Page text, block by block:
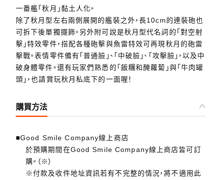
一番艦「秋月」黏土人化。
除了秋月型左右兩側展開的艦裝之外，長10cm的連裝砲也
可拆下後單獨擺飾。另外附可說是秋月型代名詞的「對空射
擊」特效零件，搭配各種砲擊與魚雷特效可再現秋月的砲雷
擊戰。表情零件備有「普通臉」、「中破臉」、「攻擊臉」，以及中
破身體零件。還有玩家們熟悉的「飯糰和醃蘿蔔」與「牛肉罐
頭」，也請賞玩秋月私底下的一面喔！
購買方法
■Good Smile Company線上商店
於預購期間在Good Smile Company線上商店皆可訂
購。（※）
※付款及收件地址資訊若有不完整的情況，將不適用此